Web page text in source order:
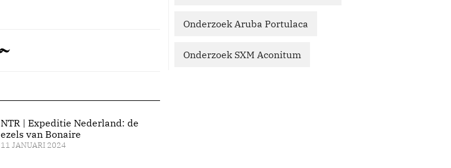
NTR | Expeditie Nederland: de
ezels van Bonaire
11 JANUARI 2024
Onderzoek Aruba Portulaca
Onderzoek SXM Aconitum